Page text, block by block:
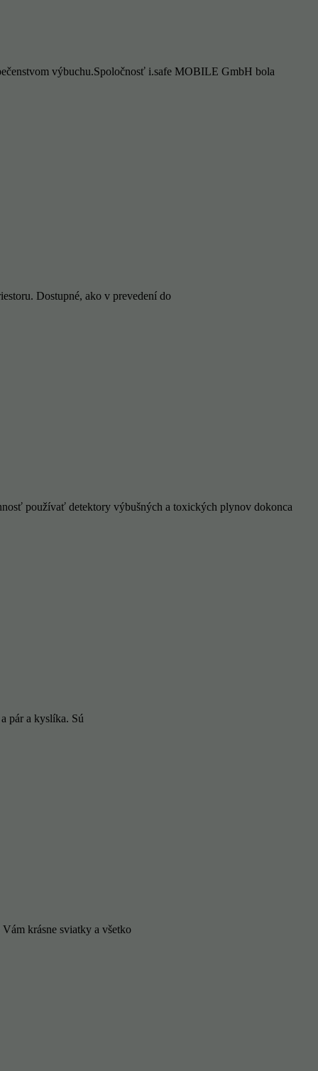
výbuchu.Spoločnosť i.safe MOBILE GmbH bola
Dostupné, ako v prevedení do
používať detektory výbušných a toxických plynov dokonca
pár a kyslíka. Sú
krásne sviatky a všetko